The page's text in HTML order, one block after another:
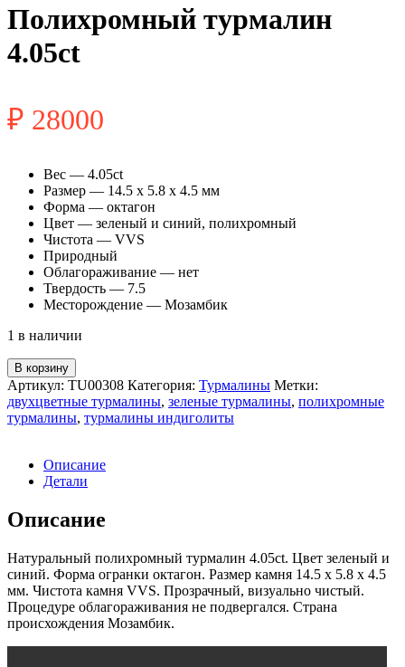
Полихромный турмалин
4.05ct
₽ 28000
Вес — 4.05ct
Размер — 14.5 x 5.8 x 4.5 мм
Форма — октагон
Цвет — зеленый и синий, полихромный
Чистота — VVS
Природный
Облагораживание — нет
Твердость — 7.5
Месторождение — Мозамбик
1 в наличии
Количество
товара
Полихромный
турмалин
4.05ct
В корзину
Артикул: TU00308 Категория: Турмалины Метки:
двухцветные турмалины, зеленые турмалины, полихромные
турмалины, турмалины индиголиты
Описание
Детали
Описание
Натуральный полихромный турмалин 4.05ct. Цвет зеленый и
синий. Форма огранки октагон. Размер камня 14.5 x 5.8 x 4.5
мм. Чистота камня VVS. Прозрачный, визуально чистый.
Процедуре облагораживания не подвергался. Страна
происхождения Мозамбик.